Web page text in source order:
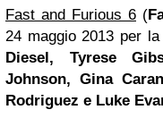
Fast and Furious 6 (
24 maggio 2013 per
Diesel, Tyrese
Johnson, Gina
Rodriguez e Luke